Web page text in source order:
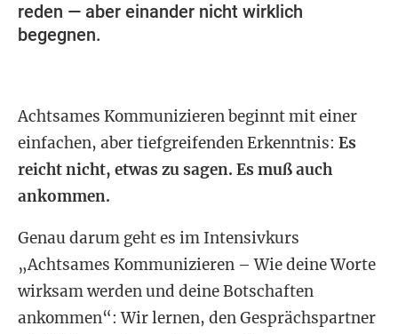
reden — aber einander nicht wirklich
begegnen.
Achtsames Kommunizieren beginnt mit einer
einfachen, aber tiefgreifenden Erkenntnis: Es
reicht nicht, etwas zu sagen. Es muß auch
ankommen.
Genau darum geht es im Intensivkurs
„Achtsames Kommunizieren – Wie deine Worte
wirksam werden und deine Botschaften
ankommen“: Wir lernen, den Gesprächspartner